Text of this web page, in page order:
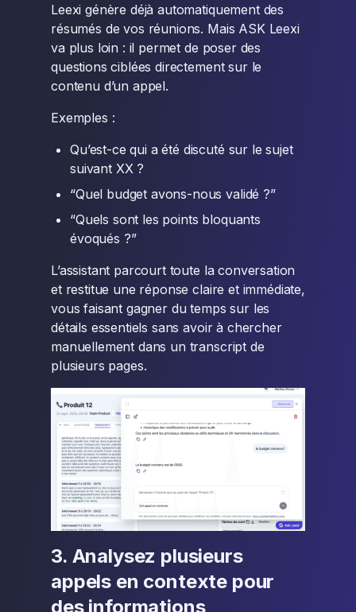
Leexi génère déjà automatiquement des
résumés de vos réunions. Mais ASK Leexi
va plus loin : il permet de poser des
questions ciblées directement sur le
contenu d’un appel.
Exemples :
Qu’est-ce qui a été discuté sur le sujet
suivant XX ?
“Quel budget avons-nous validé ?”
“Quels sont les points bloquants
évoqués ?”
L’assistant parcourt toute la conversation
et restitue une réponse claire et immédiate,
vous faisant gagner du temps sur les
détails essentiels sans avoir à chercher
manuellement dans un transcript de
plusieurs pages.
3. Analysez plusieurs
appels en contexte pour
des informations